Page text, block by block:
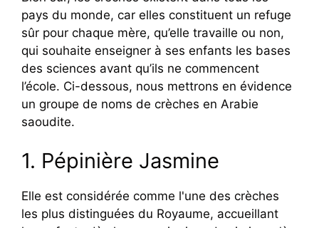
pays du monde, car elles constituent un refuge
sûr pour chaque mère, qu’elle travaille ou non,
qui souhaite enseigner à ses enfants les bases
des sciences avant qu’ils ne commencent
l’école. Ci-dessous, nous mettrons en évidence
un groupe de noms de crèches en Arabie
saoudite.
1. Pépinière Jasmine
Elle est considérée comme l'une des crèches
les plus distinguées du Royaume, accueillant